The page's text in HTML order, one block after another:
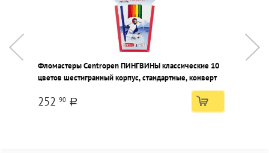
Фломастеры Centropen ПИНГВИНЫ классические 10
цветов шестигранный корпус, стандартные, конверт
252 90 a